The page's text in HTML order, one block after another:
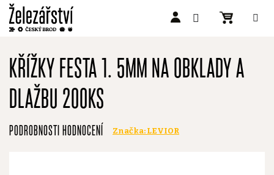
obsah
KŘÍŽKY FESTA 1. 5MM NA OBKLADY A
DLAŽBU 200KS
Průměrné
hodnocení
PODROBNOSTI HODNOCENÍ Značka: LEVIOR